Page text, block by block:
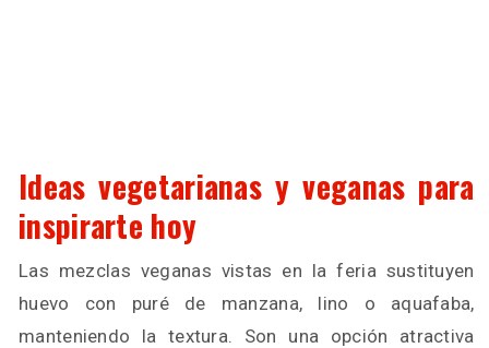
Ideas vegetarianas y veganas para
inspirarte hoy
Las mezclas veganas vistas en la feria sustituyen
huevo con puré de manzana, lino o aquafaba,
manteniendo la textura. Son una opción atractiva